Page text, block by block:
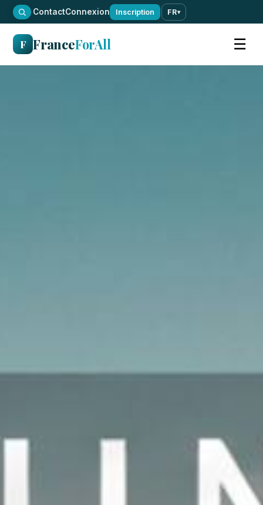
·ContactConnexion Inscription FR▾
F FranceForAll ☰